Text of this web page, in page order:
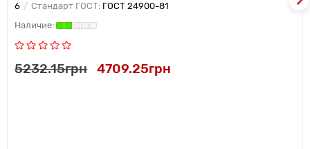
6
Стандарт ГОСТ: ГОСТ 24900-81
5232.15грн 4709.25грн